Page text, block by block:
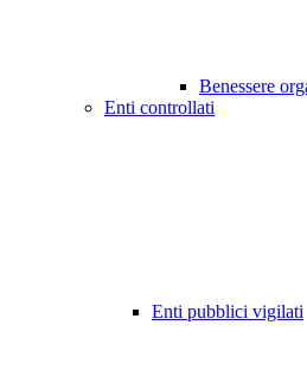
Benessere
Enti controllati
Enti pubblici vigilati